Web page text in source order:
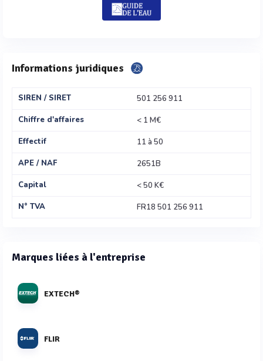
Informations juridiques
SIREN / SIRET
501 256 911
Chiffre d'affaires
< 1 M€
Effectif
11 à 50
APE / NAF
2651B
Capital
< 50 K€
N° TVA
FR18 501 256 911
Marques liées à l'entreprise
EXTECH®
FLIR